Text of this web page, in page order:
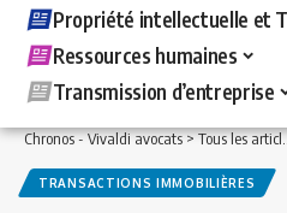
Propriété intellectuelle et
Ressources humaines
Transmission d’entreprise
Chronos - Vivaldi avocats>Tous les articles
TRANSACTIONS IMMOBILIÈRES